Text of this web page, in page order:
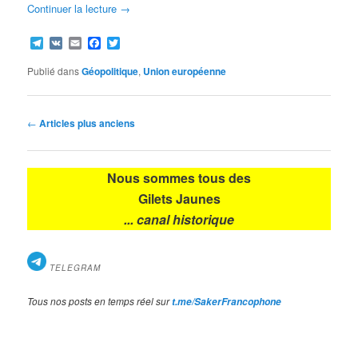
Continuer la lecture →
Telegram
VK EmailFacebook
Publié dansGéopolitique, Union européenne
Navigation
articles
← Articles plus anciens
Nous sommes tous des
Gilets Jaunes
... canal historique
TELEGRAM
Tous nos posts en temps réel surt.me/SakerFrancophone